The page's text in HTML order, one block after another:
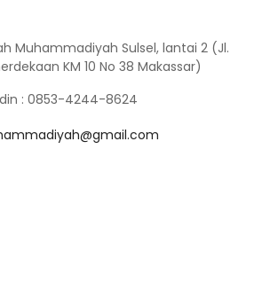
Muhammadiyah Sulsel, lantai 2 (Jl.
KM 10 No 38 Makassar)
: 0853-4244-8624